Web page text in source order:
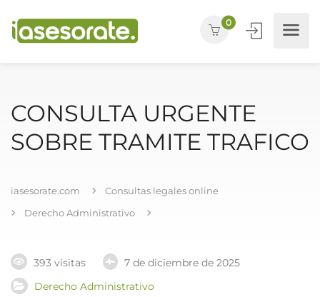
0
CONSULTA URGENTE
SOBRE TRAMITE TRAFICO
iasesorate.com
Consultas legales online
Derecho Administrativo
393 visitas
7 de diciembre de 2025
Derecho Administrativo